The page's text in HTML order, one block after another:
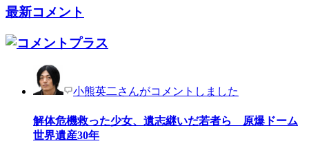
最新コメント
小熊英二さんがコメントしました
解体危機救った少女、遺志継いだ若者ら 原爆ドーム
世界遺産30年